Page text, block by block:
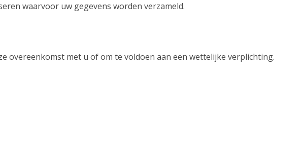
waarvoor uw gegevens worden verzameld.
overeenkomst met u of om te voldoen aan een wettelijke verplichting.